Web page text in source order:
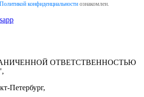
Политикой конфиденциальности ознакомлен.
ОТВЕТСТВЕННОСТЬЮ
Петербург,